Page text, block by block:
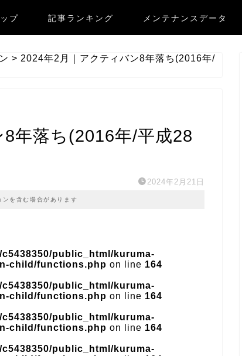
ップ 記事ランキング メンテナンスデータ
> 2024年2月｜アクティバン8年落ち(2016年/
年落ち(2016年/平成28
2024年2月21日
を含む場合があります
c5438350/public_html/kuruma-
child/functions.php on line 164
c5438350/public_html/kuruma-
child/functions.php on line 164
c5438350/public_html/kuruma-
child/functions.php on line 164
c5438350/public_html/kuruma-